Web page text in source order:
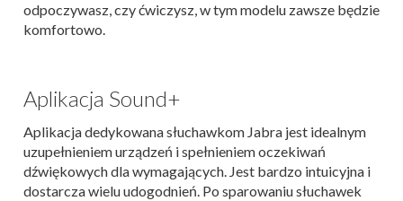
odpoczywasz, czy ćwiczysz, w tym modelu zawsze będzie
komfortowo.
Aplikacja Sound+
Aplikacja dedykowana słuchawkom Jabra jest idealnym
uzupełnieniem urządzeń i spełnieniem oczekiwań
dźwiękowych dla wymagających. Jest bardzo intuicyjna i
dostarcza wielu udogodnień. Po sparowaniu słuchawek